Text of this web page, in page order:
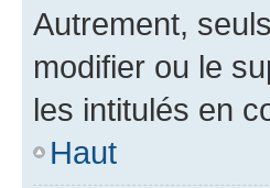
Autrement,
modifier ou le
les intitulés en
Haut